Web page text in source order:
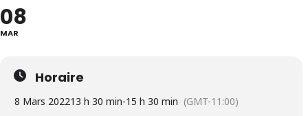
08
MAR
Horaire
8 Mars 202213 h 30 min-15 h 30 min (GMT-11:00)